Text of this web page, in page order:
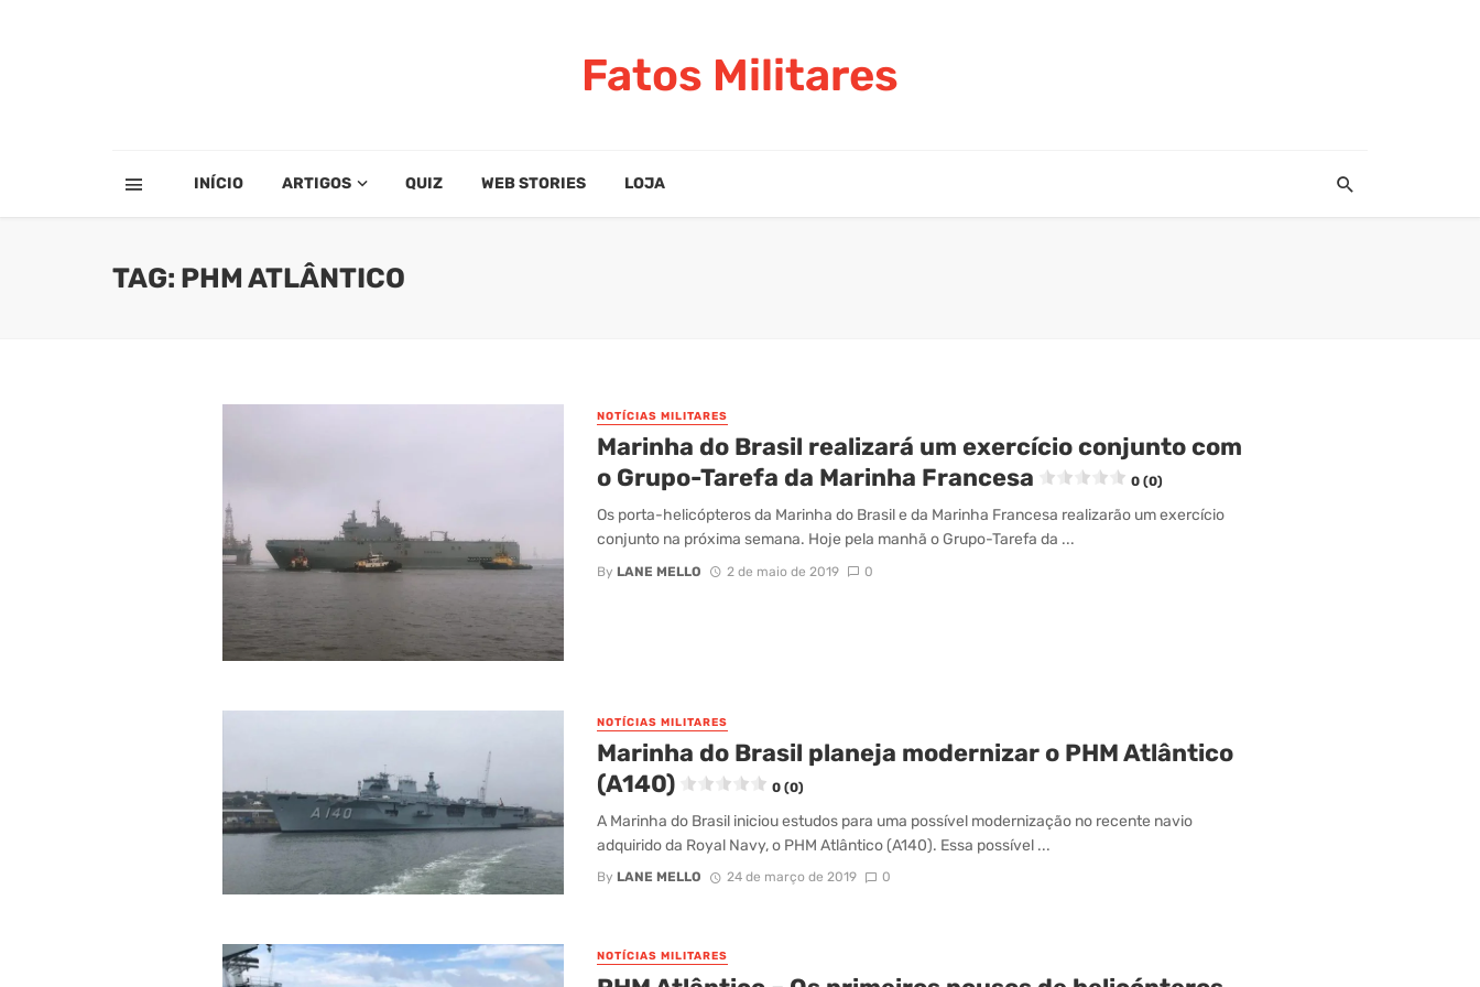
Fatos Militares
INÍCIO ARTIGOS QUIZ WEB STORIES LOJA
TAG: PHM ATLÂNTICO
NOTÍCIAS MILITARES
Marinha do Brasil realizará um exercício conjunto com
o Grupo-Tarefa da Marinha Francesa
0 (0)
Os porta-helicópteros da Marinha do Brasil e da Marinha Francesa realizarão um exercício
conjunto na próxima semana. Hoje pela manhã o Grupo-Tarefa da ...
ByLANE MELLO 2 de maio de 2019 0
NOTÍCIAS MILITARES
Marinha do Brasil planeja modernizar o PHM Atlântico
(A140)
0 (0)
A Marinha do Brasil iniciou estudos para uma possível modernização no recente navio
adquirido da Royal Navy, o PHM Atlântico (A140). Essa possível ...
By LANE MELLO 24 de março de 2019 0
NOTÍCIAS MILITARES